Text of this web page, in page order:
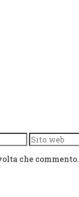
Sito
web
che commento.